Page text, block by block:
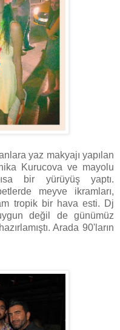
yaz makyajı yapılan
Kurucova ve mayolu
bir yürüyüş yaptı.
meyve ikramları,
tropik bir hava esti. Dj
değil de günümüz
Arada 90'ların